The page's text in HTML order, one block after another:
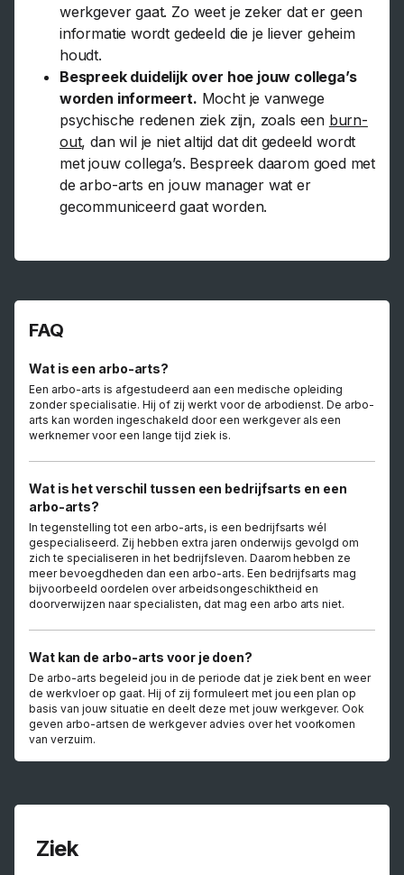
werkgever gaat. Zo weet je zeker dat er geen
informatie wordt gedeeld die je liever geheim
houdt.
Bespreek duidelijk over hoe jouw collega’s
worden informeert. Mocht je vanwege
psychische redenen ziek zijn, zoals een burn-
out, dan wil je niet altijd dat dit gedeeld wordt
met jouw collega’s. Bespreek daarom goed met
de arbo-arts en jouw manager wat er
gecommuniceerd gaat worden.
FAQ
Wat is een arbo-arts?
Een arbo-arts is afgestudeerd aan een medische opleiding
zonder specialisatie. Hij of zij werkt voor de arbodienst. De arbo-
arts kan worden ingeschakeld door een werkgever als een
werknemer voor een lange tijd ziek is.
Wat is het verschil tussen een bedrijfsarts en een
arbo-arts?
In tegenstelling tot een arbo-arts, is een bedrijfsarts wél
gespecialiseerd. Zij hebben extra jaren onderwijs gevolgd om
zich te specialiseren in het bedrijfsleven. Daarom hebben ze
meer bevoegdheden dan een arbo-arts. Een bedrijfsarts mag
bijvoorbeeld oordelen over arbeidsongeschiktheid en
doorverwijzen naar specialisten, dat mag een arbo arts niet.
Wat kan de arbo-arts voor je doen?
De arbo-arts begeleid jou in de periode dat je ziek bent en weer
de werkvloer op gaat. Hij of zij formuleert met jou een plan op
basis van jouw situatie en deelt deze met jouw werkgever. Ook
geven arbo-artsen de werkgever advies over het voorkomen
van verzuim.
Ziek